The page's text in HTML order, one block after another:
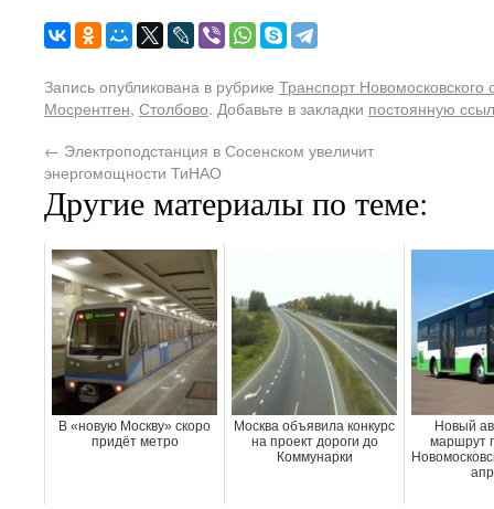
Запись опубликована в рубрике Транспорт Новомосковского
Мосрентген, Столбово. Добавьте в закладки постоянную
← Электроподстанция в Сосенском увеличит
энергомощности ТиНАО
Другие материалы по теме:
В «новую Москву» скоро
придёт метро
Москва объявила конкурс
на проект дороги до
Коммунарки
Новый
маршрут